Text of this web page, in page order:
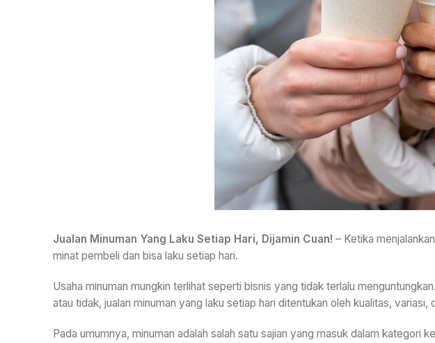
Jualan Minuman Yang Laku Setiap Hari, Dijamin Cuan! – Ketika
minat pembeli dan bisa laku setiap hari.
Usaha minuman mungkin terlihat seperti bisnis yang tidak terlalu
atau tidak, jualan minuman yang laku setiap hari ditentukan oleh kualitas, variasi,
Pada umumnya, minuman adalah salah satu sajian yang masuk dalam